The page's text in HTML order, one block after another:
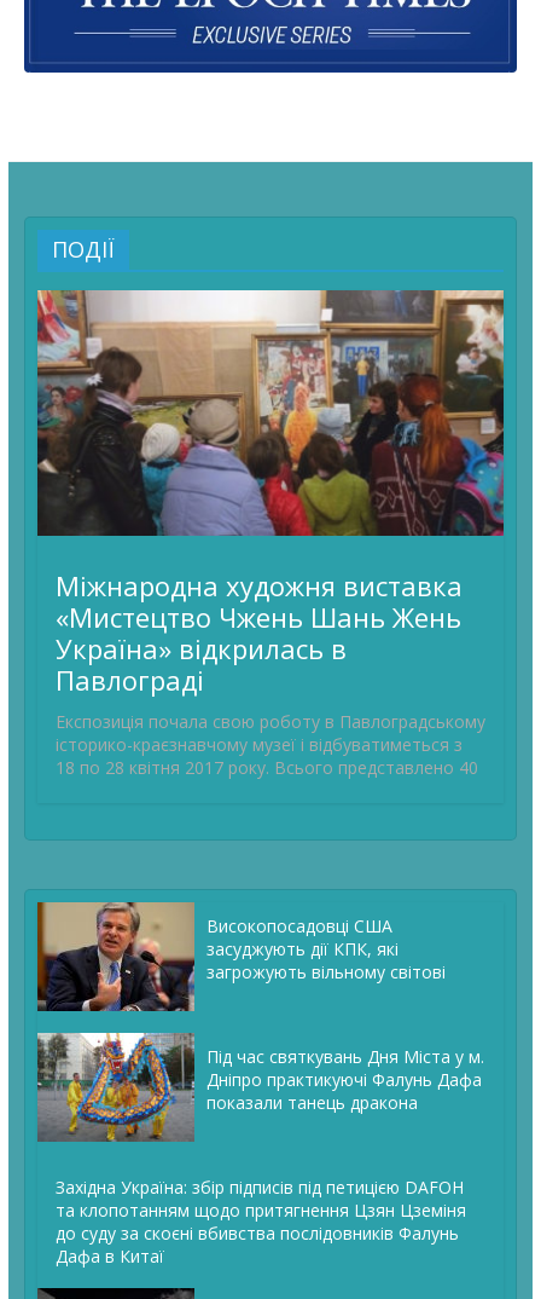
ПОДІЇ
Міжнародна художня виставка
«Мистецтво Чжень Шань Жень
Україна» відкрилась в
Павлограді
Експозиція почала свою роботу в Павлоградському
історико-краєзнавчому музеї і відбуватиметься з
18 по 28 квітня 2017 року. Всього представлено 40
Високопосадовці США
засуджують дії КПК, які
загрожують вільному світові
Під час святкувань Дня Міста у м.
Дніпро практикуючі Фалунь Дафа
показали танець дракона
Західна Україна: збір підписів під петицією DAFOH
та клопотанням щодо притягнення Цзян Цземіня
до суду за скоєні вбивства послідовників Фалунь
Дафа в Китаї